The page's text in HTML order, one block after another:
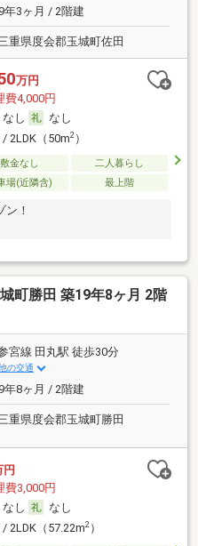
年3ヶ月 / 2階建
重県度会郡玉城町佐田
万円
費4,000円
なし
なし
/ 2LDK（50m2）
敷金なし
二人暮らし
場(近隣含) 最上階
ン！
町勝田 築19年8ヶ月 2階
宮線 田丸駅 徒歩30分
の交通
年8ヶ月 / 2階建
重県度会郡玉城町勝田
円
費3,000円
なし
なし
/ 2LDK（57.22m2）